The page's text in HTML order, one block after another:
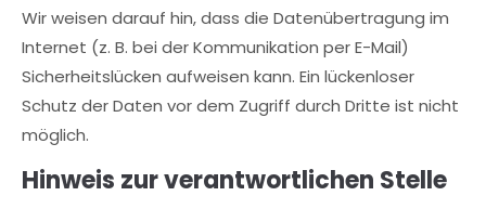
Wir weisen darauf hin, dass die Datenübertragung im
Internet (z. B. bei der Kommunikation per E-Mail)
Sicherheitslücken aufweisen kann. Ein lückenloser
Schutz der Daten vor dem Zugriff durch Dritte ist nicht
möglich.
Hinweis zur verantwortlichen Stelle